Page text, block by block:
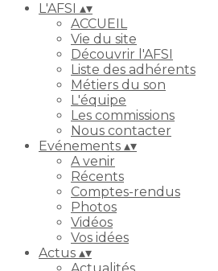
L'AFSI ▴▾
ACCUEIL
Vie du site
Découvrir l'AFSI
Liste des adhérents
Métiers du son
L'équipe
Les commissions
Nous contacter
Evénements ▴▾
A venir
Récents
Comptes-rendus
Photos
Vidéos
Vos idées
Actus ▴▾